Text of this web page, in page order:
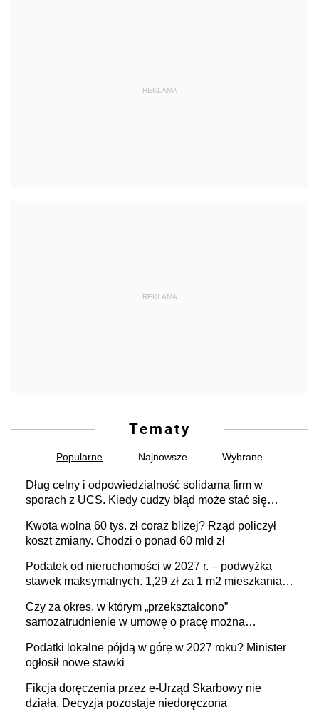
REKLAMA
REKLAMA
Tematy
Popularne Najnowsze Wybrane
Dług celny i odpowiedzialność solidarna firm w
sporach z UCS. Kiedy cudzy błąd może stać się
Kwota wolna 60 tys. zł coraz bliżej? Rząd policzył
koszt zmiany. Chodzi o ponad 60 mld zł
Podatek od nieruchomości w 2027 r. – podwyżka
stawek maksymalnych. 1,29 zł za 1 m2 mieszkania,
prowadzeniem działalności gospodarczej
Czy za okres, w którym „przekształcono”
samozatrudnienie w umowę o pracę można
cywilnoprawnej jedynym racjonalnym wyjściem
Podatki lokalne pójdą w górę w 2027 roku? Minister
ogłosił nowe stawki
Fikcja doręczenia przez e-Urząd Skarbowy nie
działa. Decyzja pozostaje niedoręczona